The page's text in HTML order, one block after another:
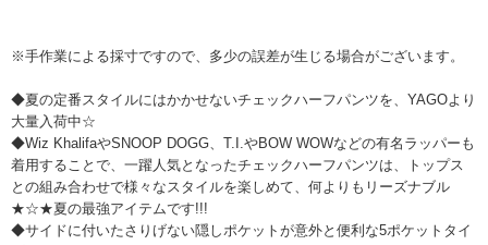
※手作業による採寸ですので、多少の誤差が生じる場合がございます。
◆夏の定番スタイルにはかかせないチェックハーフパンツを、YAGOより
大量入荷中☆
◆Wiz KhalifaやSNOOP DOGG、T.I.やBOW WOWなどの有名ラッパーも
着用することで、一躍人気となったチェックハーフパンツは、トップス
との組み合わせで様々なスタイルを楽しめて、何よりもリーズナブル
★☆★夏の最強アイテムです!!!
◆サイドに付いたさりげない隠しポケットが意外と便利な5ポケットタイ